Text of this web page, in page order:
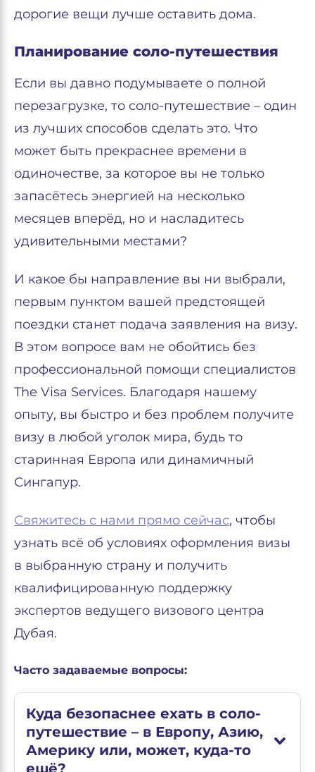
дорогие вещи лучше оставить дома.
Планирование соло-путешествия
Если вы давно подумываете о полной
перезагрузке, то соло-путешествие – один
из лучших способов сделать это. Что
может быть прекраснее времени в
одиночестве, за которое вы не только
запасётесь энергией на несколько
месяцев вперёд, но и насладитесь
удивительными местами?
И какое бы направление вы ни выбрали,
первым пунктом вашей предстоящей
поездки станет подача заявления на визу.
В этом вопросе вам не обойтись без
профессиональной помощи специалистов
The Visa Services. Благодаря нашему
опыту, вы быстро и без проблем получите
визу в любой уголок мира, будь то
старинная Европа или динамичный
Сингапур.
Свяжитесь с нами прямо сейчас, чтобы
узнать всё об условиях оформления визы
в выбранную страну и получить
квалифицированную поддержку
экспертов ведущего визового центра
Дубая.
Часто задаваемые вопросы:
Куда безопаснее ехать в соло-
путешествие – в Европу, Азию,
Америку или, может, куда-то
ещё?